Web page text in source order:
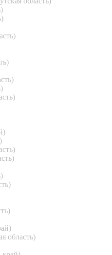
область)